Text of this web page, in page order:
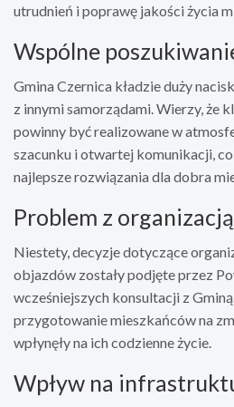
utrudnień i poprawę jakości życia
Wspólne
Gmina Czernica kładzie duży
z innymi samorządami. Wierzy, że
powinny być realizowane w
szacunku i otwartej komunikacji,
najlepsze rozwiązania dla dobra
Problem z
Niestety, decyzje dotyczące
objazdów zostały podjęte przez
wcześniejszych konsultacji z
przygotowanie mieszkańców na
wpłynęły na ich codzienne życie.
Wpływ na